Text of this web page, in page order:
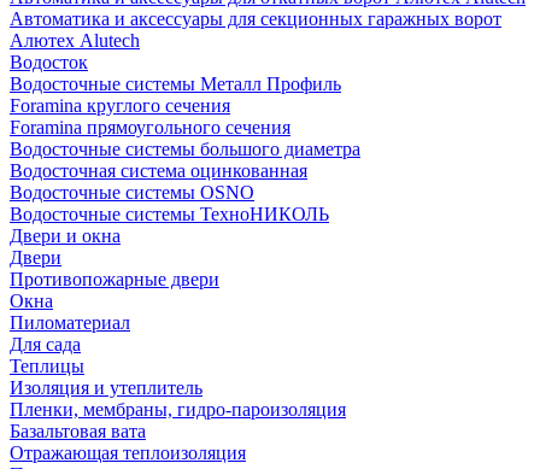
Автоматика и аксессуары для секционных гаражных ворот
Алютех Alutech
Водосток
Водосточные системы Металл Профиль
Foramina круглого сечения
Foramina прямоугольного сечения
Водосточные системы большого диаметра
Водосточная система оцинкованная
Водосточные системы OSNO
Водосточные системы ТехноНИКОЛЬ
Двери и окна
Двери
Противопожарные двери
Окна
Пиломатериал
Для сада
Теплицы
Изоляция и утеплитель
Пленки, мембраны, гидро-пароизоляция
Базальтовая вата
Отражающая теплоизоляция